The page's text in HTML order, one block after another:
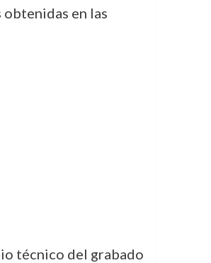
en las
técnico del grabado